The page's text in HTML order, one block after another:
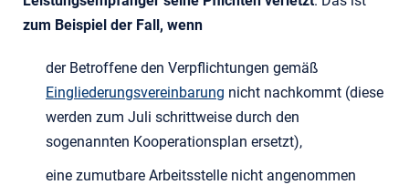
zum Beispiel der Fall, wenn
der Betroffene den Verpflichtungen gemäß
Eingliederungsvereinbarung nicht nachkommt (diese
werden zum Juli schrittweise durch den
sogenannten Kooperationsplan ersetzt),
eine zumutbare Arbeitsstelle nicht angenommen